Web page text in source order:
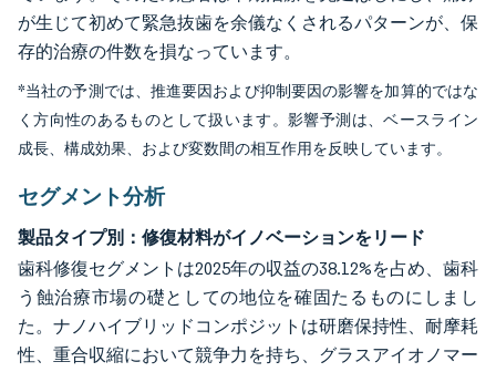
が生じて初めて緊急抜歯を余儀なくされるパターンが、保
存的治療の件数を損なっています。
*当社の予測では、推進要因および抑制要因の影響を加算的ではな
く方向性のあるものとして扱います。影響予測は、ベースライン
成長、構成効果、および変数間の相互作用を反映しています。
セグメント分析
製品タイプ別：修復材料がイノベーションをリード
歯科修復セグメントは2025年の収益の38.12%を占め、歯科
う蝕治療市場の礎としての地位を確固たるものにしまし
た。ナノハイブリッドコンポジットは研磨保持性、耐摩耗
性、重合収縮において競争力を持ち、グラスアイオノマー